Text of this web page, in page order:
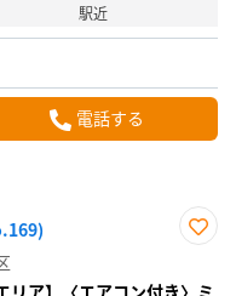
駅近
電話する
り登